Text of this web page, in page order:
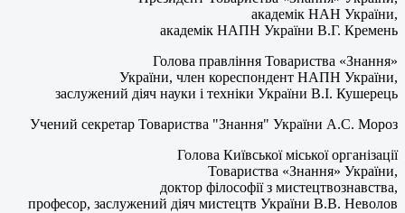
академік НАН України,
академік НАПН України В.Г. Кремень
Голова правління Товариства «Знання»
України, член кореспондент НАПН України,
заслужений діяч науки і техніки України В.І. Кушерець
Учений секретар Товариства "Знання" України А.С. Мороз
Голова Київської міської організації
Товариства «Знання» України,
доктор філософії з мистецтвознавства,
професор, заслужений діяч мистецтв України В.В. Неволов